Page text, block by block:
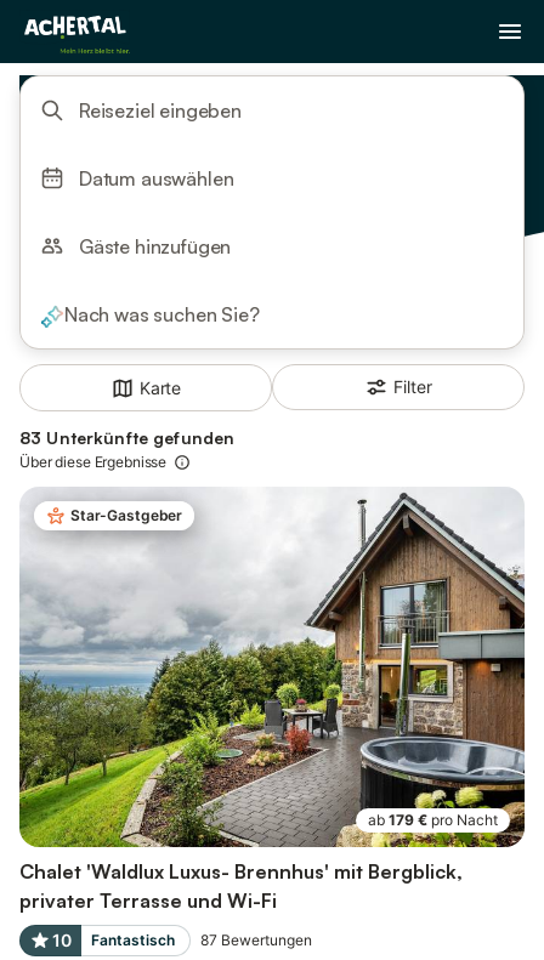
Reiseziel eingeben
Datum auswählen
Gäste hinzufügen
Nach was suchen Sie?
Karte Filter
83 Unterkünfte gefunden
Über diese Ergebnisse
Star-Gastgeber
ab 179 € pro Nacht
Chalet 'Waldlux Luxus- Brennhus' mit Bergblick,
privater Terrasse und Wi-Fi
10 Fantastisch 87 Bewertungen